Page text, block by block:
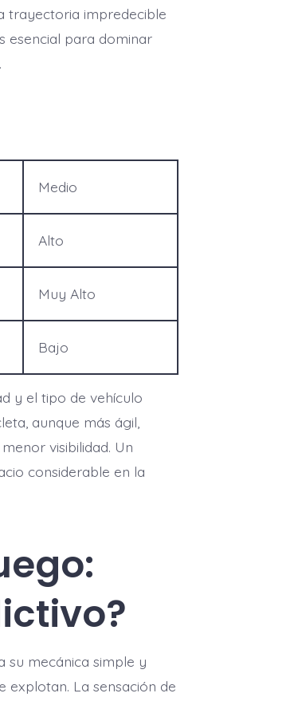
trayectoria impredecible
esencial para dominar
Medio
Alto
Muy Alto
Bajo
y el tipo de vehículo
aunque más ágil,
visibilidad. Un
considerable en la
su mecánica simple y
explotan. La sensación de